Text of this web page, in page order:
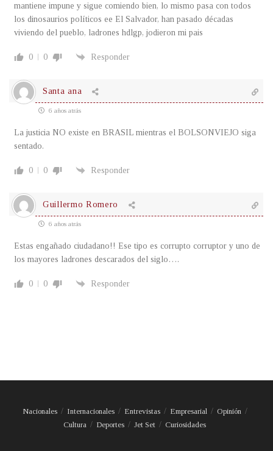
mantiene impune y sigue comiendo bien, lo mismo pasa con todos
los dinosaurios políticos ee El Salvador, han pasado décadas
viviendo del pueblo, ladrones hdlgp, jodieron mi pais
0 0 Responder
Santa ana
6 años atrás
La justicia NO existe en BRASIL mientras el BOLSONVIEJO siga
sentado.
0 0 Responder
Guillermo Romero
6 años atrás
Estas engañado ciudadano!! Ese tipo es corrupto corruptor y uno de
los mayores ladrones descarados del siglo….
0 0 Responder
Nacionales Internacionales Entrevistas Empresarial
Opinión
Cultura
Deportes Jet Set Curiosidades